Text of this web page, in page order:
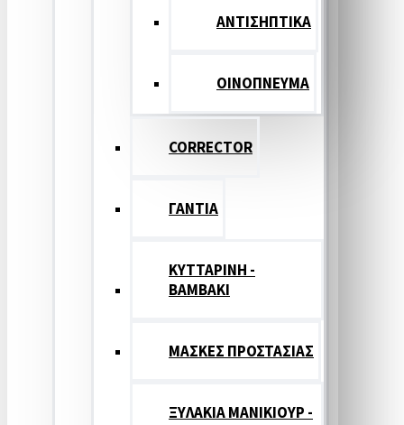
ΑΝΤΙΣΗΠΤΙΚΑ
ΟΙΝΟΠΝΕΥΜΑ
CORRECTOR
ΓΑΝΤΙΑ
ΚΥΤΤΑΡΙΝΗ -
ΒΑΜΒΑΚΙ
ΜΑΣΚΕΣ ΠΡΟΣΤΑΣΙΑΣ
ΞΥΛΑΚΙΑ ΜΑΝΙΚΙΟΥΡ -